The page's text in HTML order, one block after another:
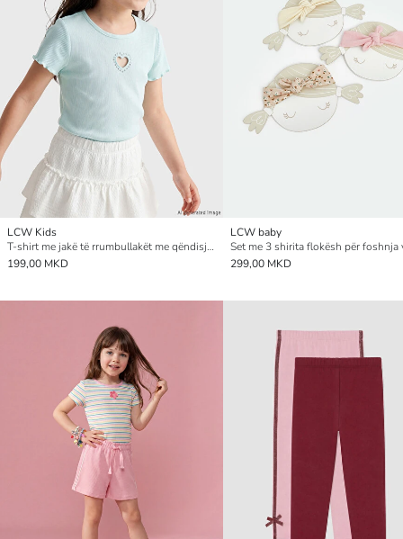
LCW Kids
T-shirt me jakë të rrumbullakët me qëndisje me brinjë për vajza
199,00 MKD
LCW baby
299,00 MKD